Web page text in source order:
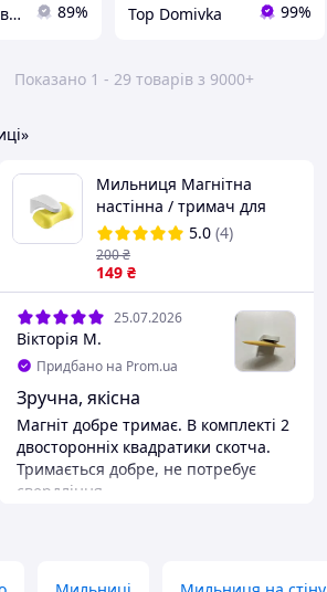
ФОП Глушков Андрій Володимирович 89% Top Domivka 99%
Показано 1 - 29 товарів з 9000+
Мильниця Магнітна
настінна / тримач для
мила з магнітом / Біла
5.0 (4)
149 ₴
200₴
25.07.2026
Вікторія М.
Придбано на Prom.ua
Зручна, якісна
Магніт добре тримає. В комплекті 2
двосторонніх квадратики скотча.
Тримається добре, не потребує
свердління